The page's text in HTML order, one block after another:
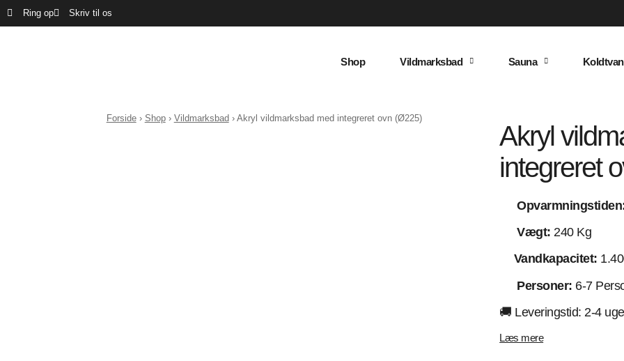
Ring op Skriv til os
Shop Vildmarksbad Sauna
Forside› Shop› Vildmarksbad › Akryl vildmarksbad med integreret ovn (Ø225)
Akryl
integreret
Vægt: 240 Kg
Vandkapacitet:
Personer: 6-7
🚚 Leveringstid: 2-4
Læs mere